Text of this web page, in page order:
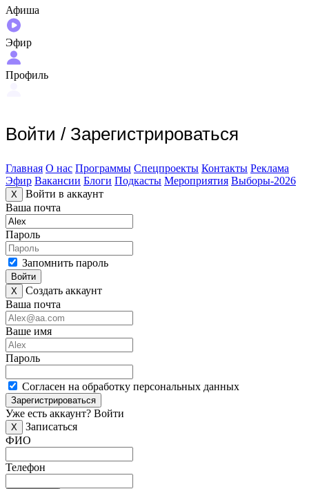
Афиша
Эфир
Профиль
Войти / Зарегистрироваться
Главная О нас Программы Спецпроекты Контакты Реклама
Эфир Вакансии Блоги Подкасты Мероприятия Выборы-2026
X
Войти в аккаунт
Ваша почта
Пароль
Запомнить пароль
Войти
X
Создать аккаунт
Ваша почта
Ваше имя
Пароль
Согласен на обработку персональных данных
Зарегистрироваться
Уже есть аккаунт? Войти
X
Записаться
ФИО
Телефон